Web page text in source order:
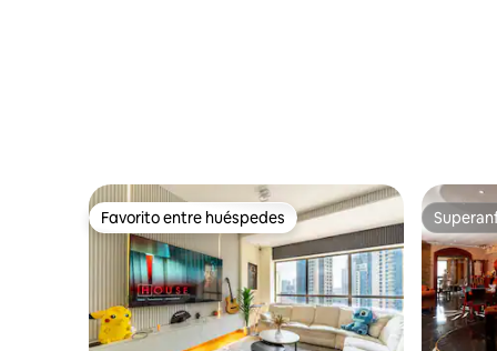
Favorito entre huéspedes
Favorito entre huéspedes